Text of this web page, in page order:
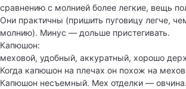
сравнению с молнией более легкие, вещь
Они практичны (пришить пуговицу легче,
молнию). Минус — дольше пристегивать.
Капюшон:
меховой, удобный, аккуратный, хорошо
Когда капюшон на плечах он похож на
Капюшон несъемный. Мех отделки —